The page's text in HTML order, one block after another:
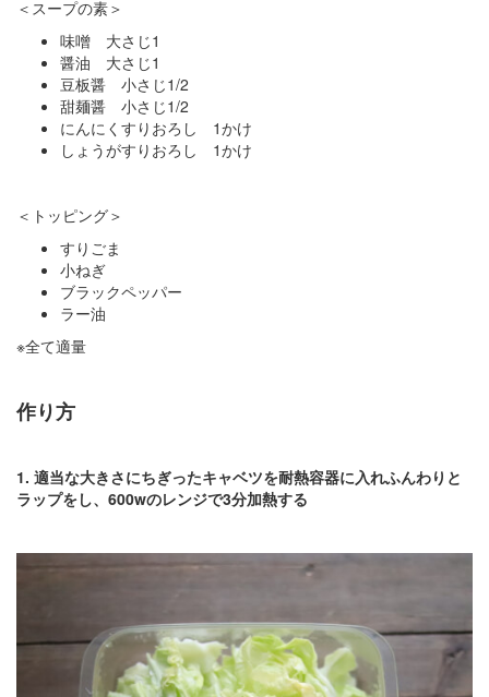
＜スープの素＞
味噌 大さじ1
醤油 大さじ1
豆板醤 小さじ1/2
甜麺醤 小さじ1/2
にんにくすりおろし 1かけ
しょうがすりおろし 1かけ
＜トッピング＞
すりごま
小ねぎ
ブラックペッパー
ラー油
※全て適量
作り方
1. 適当な大きさにちぎったキャベツを耐熱容器に入れふんわりと
ラップをし、600wのレンジで3分加熱する